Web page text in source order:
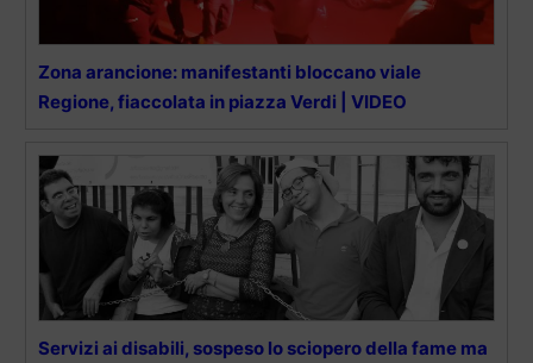
Zona arancione: manifestanti bloccano viale
Regione, fiaccolata in piazza Verdi | VIDEO
Servizi ai disabili, sospeso lo sciopero della fame ma